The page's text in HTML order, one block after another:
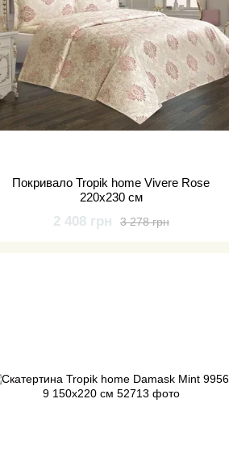
Покривало Tropik home Vivere Rose
220x230 см
3 278 грн
2 408 грн